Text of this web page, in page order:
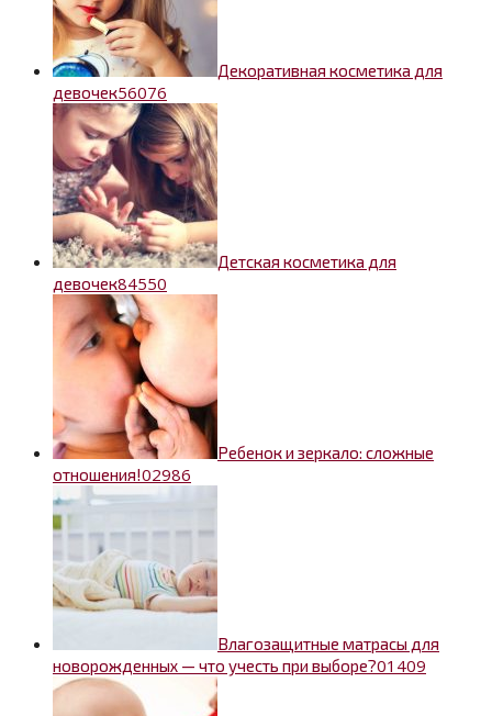
Декоративная косметика для
девочек56076
Детская косметика для
девочек84550
Ребенок и зеркало: сложные
отношения!02986
Влагозащитные матрасы для
новорожденных — что учесть при выборе?01409